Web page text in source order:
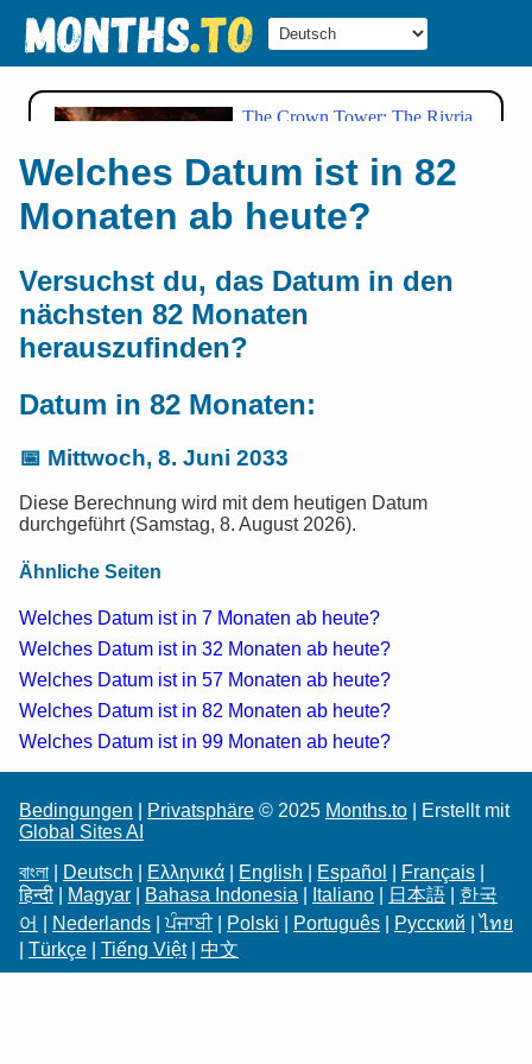
Welches Datum ist in 82
Monaten ab heute?
Versuchst du, das Datum in den
nächsten 82 Monaten
herauszufinden?
Datum in 82 Monaten:
📅 Mittwoch, 8. Juni 2033
Diese Berechnung wird mit dem heutigen Datum
durchgeführt (Samstag, 8. August 2026).
Ähnliche Seiten
Welches Datum ist in 7 Monaten ab heute?
Welches Datum ist in 32 Monaten ab heute?
Welches Datum ist in 57 Monaten ab heute?
Welches Datum ist in 82 Monaten ab heute?
Welches Datum ist in 99 Monaten ab heute?
Bedingungen Privatsphäre © 2025 Months.to | Erstellt mit
Global Sites AI
বাংলা
Deutsch Ελληνικά English Español Français
हिन्दी
Magyar Bahasa Indonesia Italiano 日本語
한국
어
Nederlands |ਪੰਜਾਬੀ| Polski Português Русский |ไทย
Türkçe Tiếng Việt| 中文